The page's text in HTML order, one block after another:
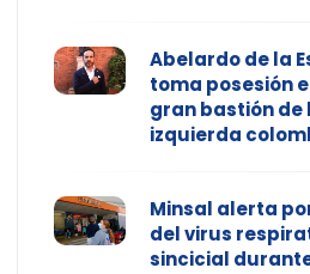
Abelardo de la
toma posesión
gran bastión de
izquierda
Minsal alerta
del virus
sincicial